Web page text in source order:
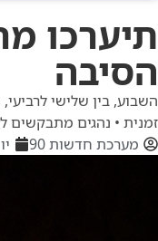
הסיבה
זמנית • נהגים מתבקשים
מערכת חדשות 90